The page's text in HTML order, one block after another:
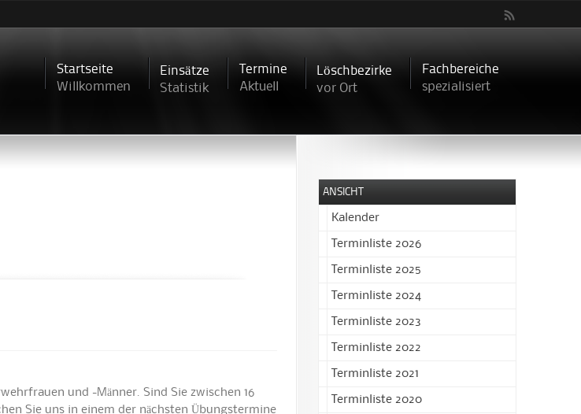
zum
Startseite
Willkommen
Einsätze
Statistik
Termine
Aktuell
Löschbezirke
vor Ort
Fachbereiche
spezialisiert
und -Männer. Sind Sie zwischen 16
Sie uns in einem der nächsten Übungstermine
ANSICHT
Kalender
Terminliste 2026
Terminliste 2025
Terminliste 2024
Terminliste 2023
Terminliste 2022
Terminliste 2021
Terminliste 2020